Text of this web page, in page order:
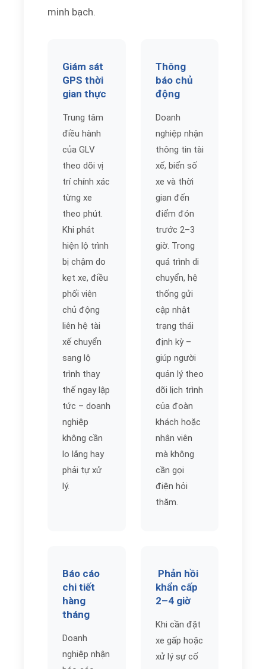
minh bạch.
Giám sát
GPS thời
gian thực
Trung tâm
điều hành
của GLV
theo dõi vị
trí chính xác
từng xe
theo phút.
Khi phát
hiện lộ trình
bị chậm do
kẹt xe, điều
phối viên
chủ động
liên hệ tài
xế chuyển
sang lộ
trình thay
thế ngay lập
tức – doanh
nghiệp
không cần
lo lắng hay
phải tự xử
lý.
Thông
báo chủ
động
Doanh
nghiệp nhận
thông tin tài
xế, biển số
xe và thời
gian đến
điểm đón
trước 2–3
giờ. Trong
quá trình di
chuyển, hệ
thống gửi
cập nhật
trạng thái
định kỳ –
giúp người
quản lý theo
dõi lịch trình
của đoàn
khách hoặc
nhân viên
mà không
cần gọi
điện hỏi
thăm.
Báo cáo
chi tiết
hàng
tháng
Doanh
nghiệp nhận
Phản hồi
khẩn cấp
2–4 giờ
Khi cần đặt
xe gấp hoặc
xử lý sự cố